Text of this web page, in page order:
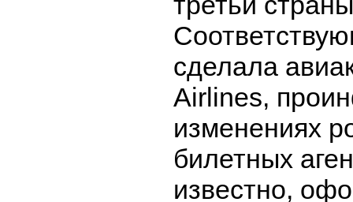
сделала
Airlines,
изменениях
билетных
известно,